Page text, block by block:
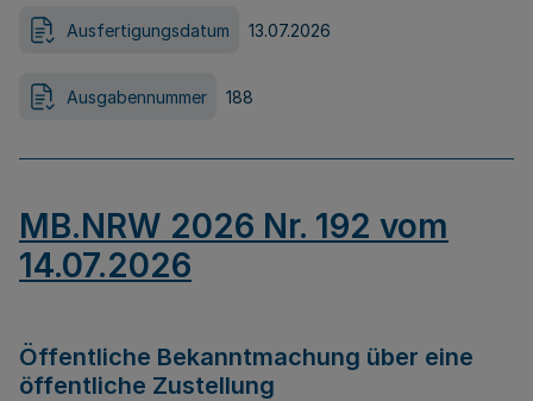
Ausfertigungsdatum 13.07.2026
Ausgabennummer 188
MB.NRW 2026 Nr. 192 vom
14.07.2026
Öffentliche Bekanntmachung über eine
öffentliche Zustellung